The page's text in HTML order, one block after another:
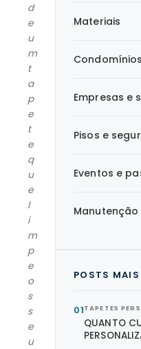
d
e
u
m
t
a
p
e
t
e
q
u
e
l
i
m
p
e
o
s
s
e
u
Materiais
Empresas e
Pisos e
Eventos e
Manutenção
POSTS
01TAPETES
QUANTO